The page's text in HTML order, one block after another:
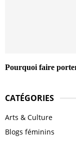
Pourquoi faire
CATÉGORIES
Arts & Culture
Blogs féminins